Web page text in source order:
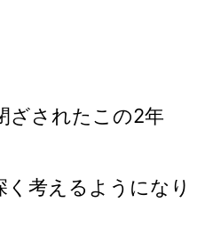
ざされたこの2年
考えるようになり